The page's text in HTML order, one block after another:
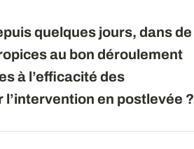
quelques jours, dans de
au bon déroulement
à l’efficacité des
en postlevée ?